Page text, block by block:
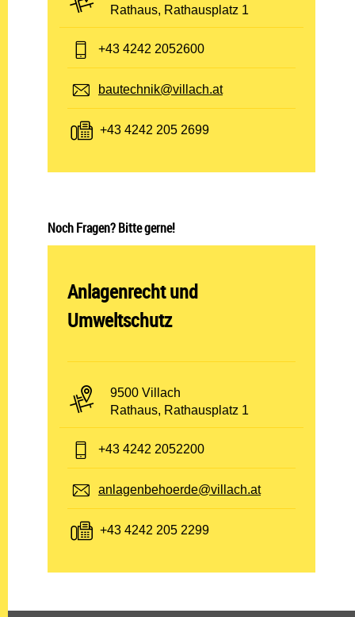
Adresse:
Rathaus, Rathausplatz 1
Telefon:
+43 4242 2052600
E-Mail:
bautechnik@villach.at
Fax:
+43 4242 205 2699
Noch Fragen? Bitte gerne!
Abteilung öffnen:
Anlagenrecht und
Umweltschutz
PLZ und Ort:
9500 Villach
Adresse:
Rathaus, Rathausplatz 1
Telefon:
+43 4242 2052200
E-Mail:
anlagenbehoerde@villach.at
Fax:
+43 4242 205 2299